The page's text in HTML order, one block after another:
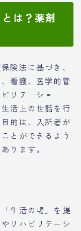
は？薬剤
険法に基づき、
看護、医学的管
リテーショ
活上の世話を行
的は、入所者が
とができるよう
ります。
生活の場」を提
リハビリテーシ